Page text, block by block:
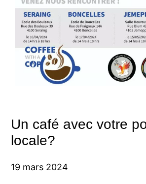
Un café avec votre
locale?
19 mars 2024